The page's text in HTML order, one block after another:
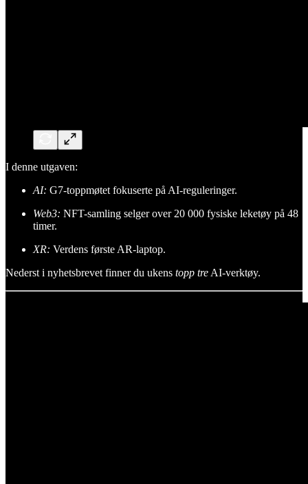
I denne utgaven:
AI: G7-toppmøtet fokuserte på AI-reguleringer.
Web3: NFT-samling selger over 20 000 fysiske leketøy på 48
timer.
XR: Verdens første AR-laptop.
Nederst i nyhetsbrevet finner du ukens topp tre AI-verktøy.